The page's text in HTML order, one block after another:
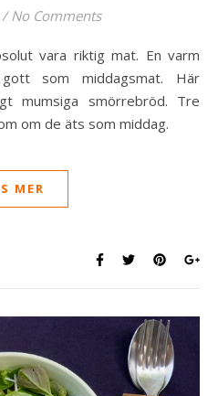
/ No Comments
som middagsmat. Här
mumsiga smörrebröd. Tre
om de äts som middag.
MER